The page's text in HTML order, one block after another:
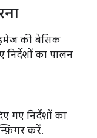
की बेसिक
का पालन
गए निर्देशों का
करें.